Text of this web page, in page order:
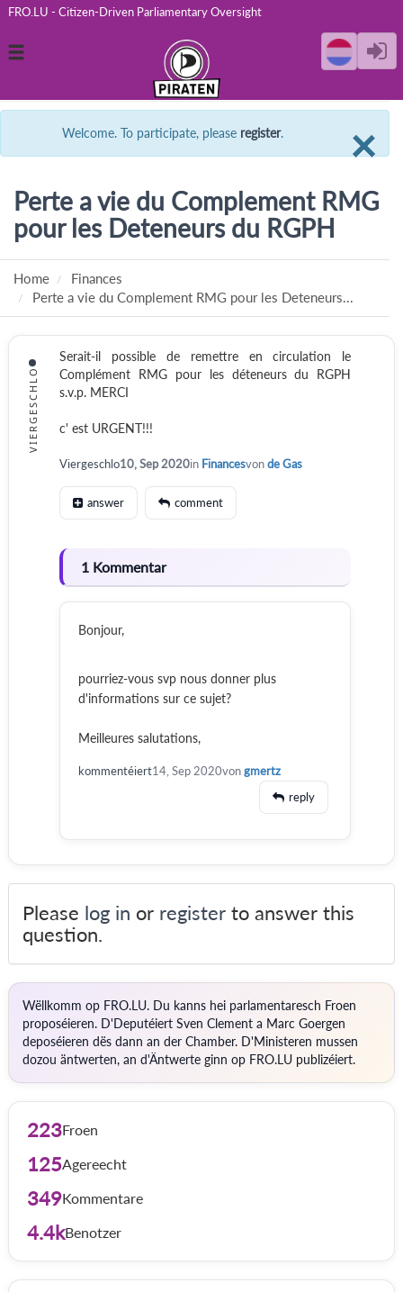
FRO.LU - Citizen-Driven Parliamentary Oversight
Toggle
×
Welcome. To participate, please register.
Perte a vie du Complement RMG
pour les Deteneurs du RGPH
Home
Finances
Perte a vie du Complement RMG pour les Deteneurs...
VIERGESCHLO
Serait-il possible de remettre en circulation le
Complément RMG pour les déteneurs du RGPH
s.v.p. MERCI
c' est URGENT!!!
Viergeschlo10, Sep 2020in Financesvonde Gas
answer comment
1 Kommentar
Bonjour,
pourriez-vous svp nous donner plus
d'informations sur ce sujet?
Meilleures salutations,
kommentéiert14, Sep 2020vongmertz
reply
Please log in or register to answer this
question.
Wëllkomm op FRO.LU. Du kanns hei parlamentaresch Froen
proposéieren. D'Deputéiert Sven Clement a Marc Goergen
deposéieren dës dann an der Chamber. D'Ministeren mussen
dozou äntwerten, an d'Äntwerte ginn op FRO.LU publizéiert.
223Froen
125Agereecht
349Kommentare
4.4kBenotzer